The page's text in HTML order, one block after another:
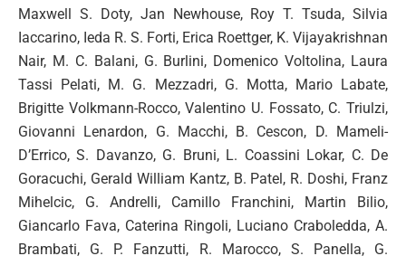
Maxwell S. Doty, Jan Newhouse, Roy T. Tsuda, Silvia
Iaccarino, Ieda R. S. Forti, Erica Roettger, K. Vijayakrishnan
Nair, M. C. Balani, G. Burlini, Domenico Voltolina, Laura
Tassi Pelati, M. G. Mezzadri, G. Motta, Mario Labate,
Brigitte Volkmann-Rocco, Valentino U. Fossato, C. Triulzi,
Giovanni Lenardon, G. Macchi, B. Cescon, D. Mameli-
D’Errico, S. Davanzo, G. Bruni, L. Coassini Lokar, C. De
Goracuchi, Gerald William Kantz, B. Patel, R. Doshi, Franz
Mihelcic, G. Andrelli, Camillo Franchini, Martin Bilio,
Giancarlo Fava, Caterina Ringoli, Luciano Craboledda, A.
Brambati, G. P. Fanzutti, R. Marocco, S. Panella, G.